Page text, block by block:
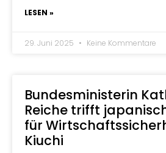
LESEN »
29. Juni 2025 Keine Kommentare
Bundesministerin
Reiche trifft
für
Kiuchi